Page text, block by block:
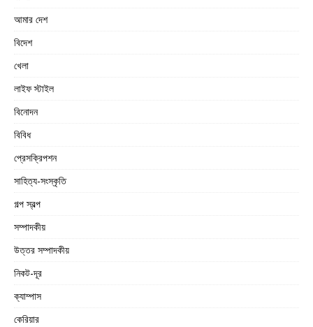
আমার দেশ
বিদেশ
খেলা
লাইফ স্টাইল
বিনোদন
বিবিধ
প্রেসক্রিপশন
সাহিত্য-সংস্কৃতি
গল্প স্বল্প
সম্পাদকীয়
উত্তর সম্পাদকীয়
নিকট-দূর
ক্যাম্পাস
কেরিয়ার